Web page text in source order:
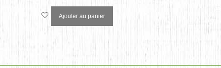
Ajouter au panier